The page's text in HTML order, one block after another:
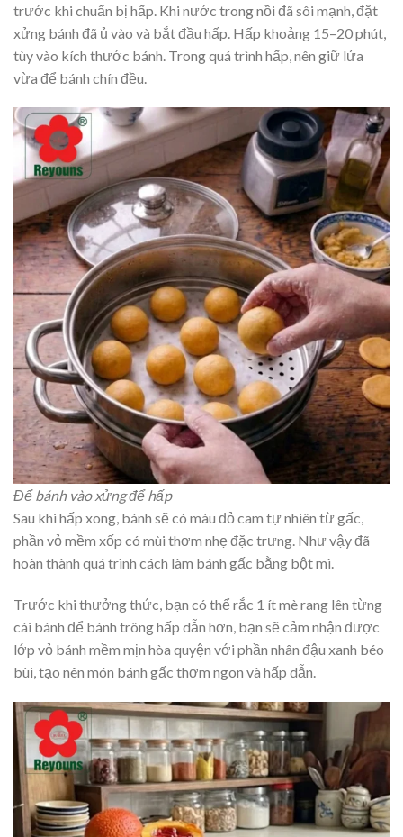
trước khi chuẩn bị hấp. Khi nước trong nồi đã sôi mạnh, đặt
xửng bánh đã ủ vào và bắt đầu hấp. Hấp khoảng 15–20 phút,
tùy vào kích thước bánh. Trong quá trình hấp, nên giữ lửa
vừa để bánh chín đều.
Để bánh vào xửng để hấp
Sau khi hấp xong, bánh sẽ có màu đỏ cam tự nhiên từ gấc,
phần vỏ mềm xốp có mùi thơm nhẹ đặc trưng. Như vậy đã
hoàn thành quá trình cách làm bánh gấc bằng bột mì.
Trước khi thưởng thức, bạn có thể rắc 1 ít mè rang lên từng
cái bánh để bánh trông hấp dẫn hơn, bạn sẽ cảm nhận được
lớp vỏ bánh mềm mịn hòa quyện với phần nhân đậu xanh béo
bùi, tạo nên món bánh gấc thơm ngon và hấp dẫn.